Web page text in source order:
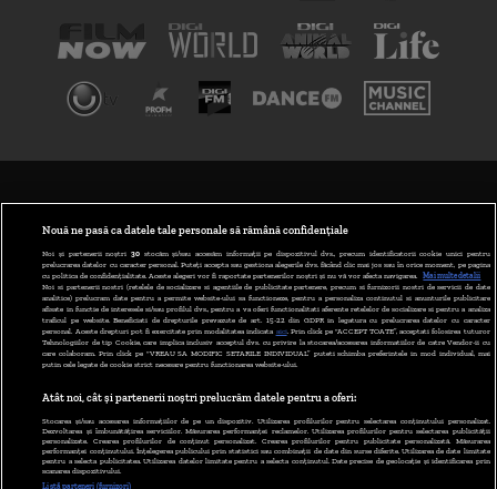
ABONARE DIGI TV
GESTIONAȚI PREFERINȚELE
CODUL DIGI24
CAMERE WEB
CONTACT/INFO
Nouă ne pasă ca datele tale personale să rămână confidențiale
Noi și partenerii noștri 30stocăm și/sau accesăm informații pe dispozitivul dvs., precum identificatorii cookie unici pentru
prelucrarea datelor cu caracter personal. Puteți accepta sau gestiona alegerile dvs. făcând clic mai jos sau în orice moment, pe pagina
cu politica de confidențialitate. Aceste alegeri vor fi raportate partenerilor noștri și nu vă vor afecta navigarea.
Mai multe detalii
Noi si partenerii nostri (retelele de socializare si agentiile de publicitate partenere, precum si furnizorii nostri de servicii de date
analitice) prelucram date pentru a permite website-ului sa functioneze, pentru a personaliza continutul si anunturile publicitare
afisate in functie de interesele si/sau profilul dvs., pentru a va oferi functionalitati aferente retelelor de socializare si pentru a analiza
traficul pe website. Beneficiati de drepturile prevazute de art. 15-22 din GDPR in legatura cu prelucrarea datelor cu caracter
personal. Aceste drepturi pot fi exercitate prin modalitatea indicata aici. Prin click pe “ACCEPT TOATE”, acceptati folosirea tuturor
Tehnologiilor de tip Cookie, care implica inclusiv acceptul dvs. cu privire la stocarea/accesarea informatiilor de catre Vendor-ii cu
care colaboram. Prin click pe “VREAU SA MODIFIC SETARILE INDIVIDUAL” puteti schimba preferintele in mod individual, mai
putin cele legate de cookie strict necesare pentru functionarea website-ului.
Atât noi, cât și partenerii noștri prelucrăm datele pentru a oferi:
Stocarea și/sau accesarea informațiilor de pe un dispozitiv. Utilizarea profilurilor pentru selectarea conținutului personalizat.
Dezvoltarea și îmbunătățirea serviciilor. Măsurarea performanței reclamelor. Utilizarea profilurilor pentru selectarea publicității
personalizate. Crearea profilurilor de conținut personalizat. Crearea profilurilor pentru publicitate personalizată. Măsurarea
performanței conținutului. Înțelegerea publicului prin statistici sau combinații de date din surse diferite. Utilizarea de date limitate
pentru a selecta publicitatea. Utilizarea datelor limitate pentru a selecta conținutul. Date precise de geolocație și identificarea prin
scanarea dispozitivului.
Listă parteneri (furnizori)